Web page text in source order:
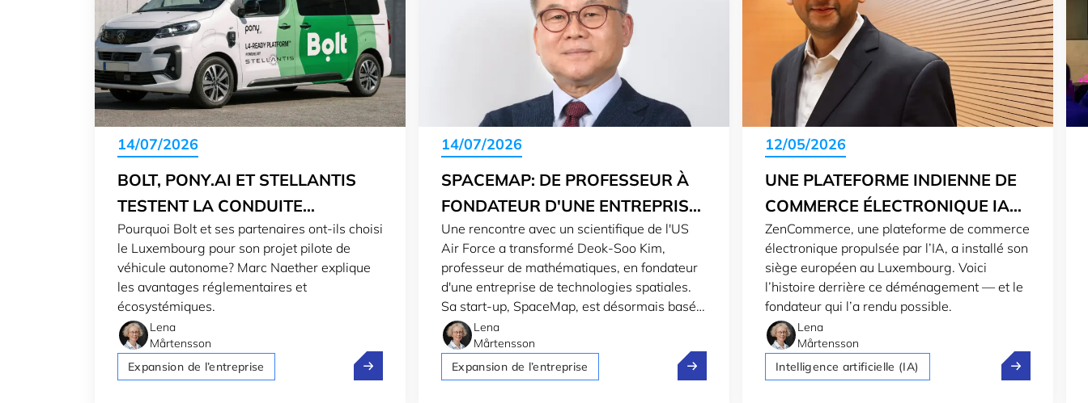
14/07/2026
BOLT, PONY.AI ET STELLANTIS
TESTENT LA CONDUITE
AUTONOME AU LUXEMBOURG
Pourquoi Bolt et ses partenaires ont-ils choisi
le Luxembourg pour son projet pilote de
véhicule autonome? Marc Naether explique
les avantages réglementaires et
écosystémiques.
Lena
Mårtensson
Expansion de l’entreprise
Bolt, Pony.ai et Stellantis testent la conduite autonome au Luxembourg
14/07/2026
SPACEMAP: DE PROFESSEUR À
FONDATEUR D'UNE ENTREPRISE
DE TECHNOLOGIES SPATIALES
AU LUXEMBOURG
Une rencontre avec un scientifique de l'US
Air Force a transformé Deok-Soo Kim,
professeur de mathématiques, en fondateur
d'une entreprise de technologies spatiales.
Sa start-up, SpaceMap, est désormais basée
au Luxembourg.
Lena
Mårtensson
Expansion de l’entreprise
SpaceMap: De professeur à fondateur d'une entreprise de
12/05/2026
UNE PLATEFORME INDIENNE DE
COMMERCE ÉLECTRONIQUE IA
OUVRE UN HUB EUROPÉEN AU
LUXEMBOURG
ZenCommerce, une plateforme de commerce
électronique propulsée par l’IA, a installé son
siège européen au Luxembourg. Voici
l’histoire derrière ce déménagement — et le
fondateur qui l’a rendu possible.
Lena
Mårtensson
Intelligence artificielle (IA)
Une